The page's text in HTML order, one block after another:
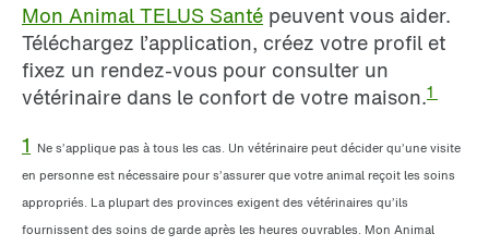
Mon Animal TELUS Santé peuvent vous aider.
Téléchargez l’application, créez votre profil et
fixez un rendez-vous pour consulter un
vétérinaire dans le confort de votre maison.1
1 Ne s’applique pas à tous les cas. Un vétérinaire peut décider qu’une visite
en personne est nécessaire pour s’assurer que votre animal reçoit les soins
appropriés. La plupart des provinces exigent des vétérinaires qu’ils
fournissent des soins de garde après les heures ouvrables. Mon Animal